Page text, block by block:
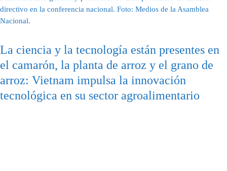
La ciencia y la tecnología están presentes en
el camarón, la planta de arroz y el grano de
arroz: Vietnam impulsa la innovación
tecnológica en su sector agroalimentario